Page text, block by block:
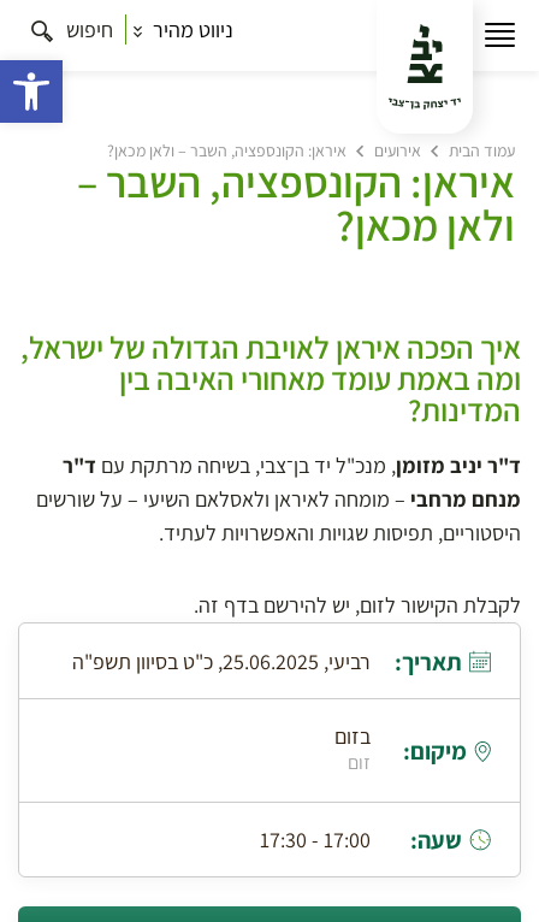
ניווט מהיר חיפוש
עמוד הבית אירועים איראן: הקונספציה, השבר – ולאן מכאן?
איראן: הקונספציה, השבר –
ולאן מכאן?
איך הפכה איראן לאויבת הגדולה של ישראל,
ומה באמת עומד מאחורי האיבה בין
המדינות?
ד"ר יניב מזומן, מנכ"ל יד בן־צבי, בשיחה מרתקת עם ד"ר
מנחם מרחבי – מומחה לאיראן ולאסלאם השיעי – על שורשים
היסטוריים, תפיסות שגויות והאפשרויות לעתיד.
לקבלת הקישור לזום, יש להירשם בדף זה.
תאריך: רביעי, 25.06.2025, כ"ט בסיוון תשפ"ה
מיקום: בזום
זום
שעה: 17:00 - 17:30